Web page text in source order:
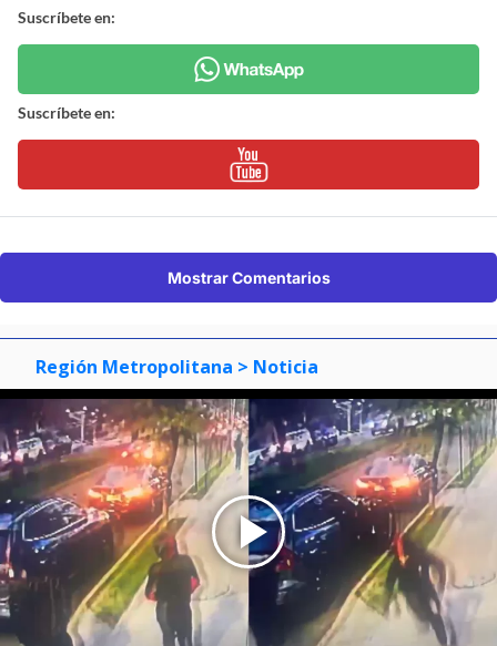
Suscríbete en:
Suscríbete en:
Mostrar Comentarios
Región Metropolitana > Noticia